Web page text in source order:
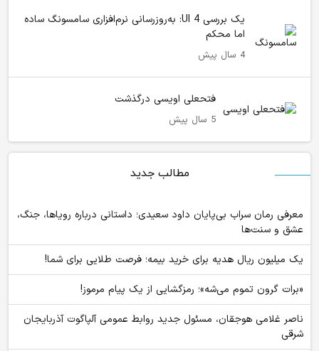
یک بررسی UI 4: به‌روزرسانی نرم‌افزاری سامسونگ ساده
اما محکم
4 سال پیش
فتحعلی اویسی درگذشت
5 سال پیش
مطالب جدید
معرفی رمان سراب بی‌پایان داود سعیدی؛ داستانی درباره رویاها، جنگ،
عشق و سنت‌ها
یک میلیون ریال هدیه برای خرید بیمه؛ فرصت طلایی برای شما!
«برات گرون تموم می‌شه»؛ رمزگشایی از یک پیام مرموز!
ناصر غلامی هوجقان، مسئول جدید روابط عمومی آلپاگوت آذربایجان
شرقی